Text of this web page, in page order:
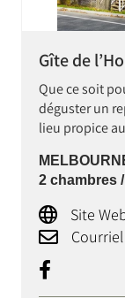
Gîte de
Que ce soit
déguster un
lieu propice
2 chambres /
Site
Courriel